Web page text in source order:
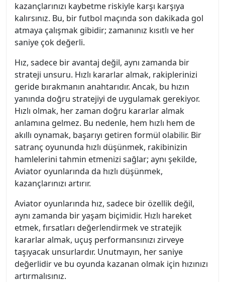
kazançlarınızı kaybetme riskiyle karşı karşıya
kalırsınız. Bu, bir futbol maçında son dakikada gol
atmaya çalışmak gibidir; zamanınız kısıtlı ve her
saniye çok değerli.
Hız, sadece bir avantaj değil, aynı zamanda bir
strateji unsuru. Hızlı kararlar almak, rakiplerinizi
geride bırakmanın anahtarıdır. Ancak, bu hızın
yanında doğru stratejiyi de uygulamak gerekiyor.
Hızlı olmak, her zaman doğru kararlar almak
anlamına gelmez. Bu nedenle, hem hızlı hem de
akıllı oynamak, başarıyı getiren formül olabilir. Bir
satranç oyununda hızlı düşünmek, rakibinizin
hamlelerini tahmin etmenizi sağlar; aynı şekilde,
Aviator oyunlarında da hızlı düşünmek,
kazançlarınızı artırır.
Aviator oyunlarında hız, sadece bir özellik değil,
aynı zamanda bir yaşam biçimidir. Hızlı hareket
etmek, fırsatları değerlendirmek ve stratejik
kararlar almak, uçuş performansınızı zirveye
taşıyacak unsurlardır. Unutmayın, her saniye
değerlidir ve bu oyunda kazanan olmak için hızınızı
artırmalısınız.